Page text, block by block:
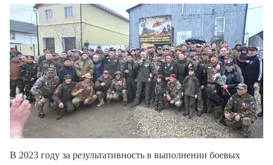
В 2023 году за результативность в выполнении боевых